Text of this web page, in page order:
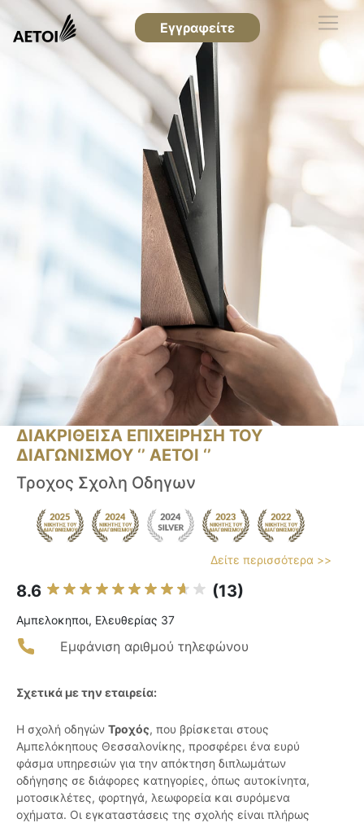
Εγγραφείτε
ΔΙΑΚΡΙΘΕΙΣΑ ΕΠΙΧΕΙΡΗΣΗ ΤΟΥ
ΔΙΑΓΩΝΙΣΜΟΥ ‘’ ΑΕΤΟΙ ‘’
Τροχος Σχολη Οδηγων
Δείτε περισσότερα >>
8.6 (13)
Αμπελοκηποι, Ελευθερίας 37
Εμφάνιση αριθμού τηλεφώνου
Σχετικά με την εταιρεία:
Η σχολή οδηγών Τροχός, που βρίσκεται στους
Αμπελόκηπους Θεσσαλονίκης, προσφέρει ένα ευρύ
φάσμα υπηρεσιών για την απόκτηση διπλωμάτων
οδήγησης σε διάφορες κατηγορίες, όπως αυτοκίνητα,
μοτοσικλέτες, φορτηγά, λεωφορεία και συρόμενα
οχήματα. Οι εγκαταστάσεις της σχολής είναι πλήρως